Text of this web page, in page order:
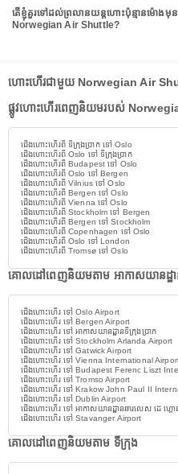
តើខ្ញុំគួរទៅដល់ព្រលានយន្តហោះប៉ុន្មានម៉ោងមុ
Norwegian Air Shuttle?
ហោះហើរជាមួយ Norwegian Air
ផ្លូវហោះហើរពេញនិយមរបស់
ជើងហោះហើរពី ទីក្រុងប្រាក ទៅ Oslo
ជើងហោះហើរពី Oslo ទៅ ទីក្រុងប្រាក
ជើងហោះហើរពី Budapest ទៅ Oslo
ជើងហោះហើរពី Oslo ទៅ Bergen
ជើងហោះហើរពី Vilnius ទៅ Oslo
ជើងហោះហើរពី Bergen ទៅ Oslo
ជើងហោះហើរពី Vienna ទៅ Oslo
ជើងហោះហើរពី Stockholm ទៅ Bergen
ជើងហោះហើរពី Bergen ទៅ Stockholm
ជើងហោះហើរពី Copenhagen ទៅ Oslo
ជើងហោះហើរពី Oslo ទៅ London
ជើងហោះហើរពី Tromsø ទៅ Oslo
គោលដៅពេញនិយមតាម អាកាសយានដ្ឋ
ជើងហោះហើរ ទៅ Oslo Airport
ជើងហោះហើរ ទៅ Bergen Airport
ជើងហោះហើរ ទៅ អាកាសយានដ្ឋានទីក្រុងប្រាក
ជើងហោះហើរ ទៅ Stockholm Arlanda Airport
ជើងហោះហើរ ទៅ Gatwick Airport
ជើងហោះហើរ ទៅ Vienna International
ជើងហោះហើរ ទៅ Budapest Ferenc Liszt
ជើងហោះហើរ ទៅ Tromso Airport
ជើងហោះហើរ ទៅ Krakow John Paul II
ជើងហោះហើរ ទៅ Dublin Airport
ជើងហោះហើរ ទៅ អាកាសយានដ្ឋានឆារលេស ដេ ហ្គ
ជើងហោះហើរ ទៅ Stavanger Airport
គោលដៅពេញនិយមតាម ទីក្រុង